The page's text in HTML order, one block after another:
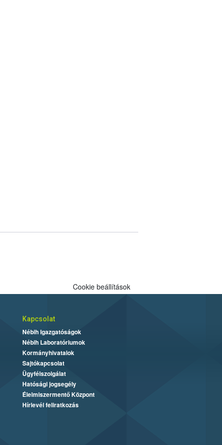
Cookie beállítások
Kapcsolat
Nébih Igazgatóságok
Nébih Laboratóriumok
Kormányhivatalok
Sajtókapcsolat
Ügyfélszolgálat
Hatósági jogsegély
Élelmiszermentő Központ
Hírlevél feliratkozás